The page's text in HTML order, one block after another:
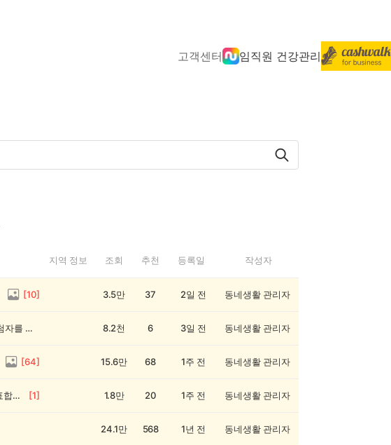
고객센터 임직원 건강관리
지역 정보 조회 추천 등록일 작성자
[10] 3.5만 37 2일 전 동네생활 관리자
💰[당첨자 발표] 26회차 우리 동네 정보왕 이벤트 당첨자를 발표합니다! 8.2천 6 3일 전 동네생활 관리자
[64] 15.6만 68 1주 전 동네생활 관리자
💰[당첨자 발표] 우리 동네 썰전 12회차 당첨자를 발표합니다! [1] 1.8만 20 1주 전 동네생활 관리자
24.1만 568 1년 전 동네생활 관리자